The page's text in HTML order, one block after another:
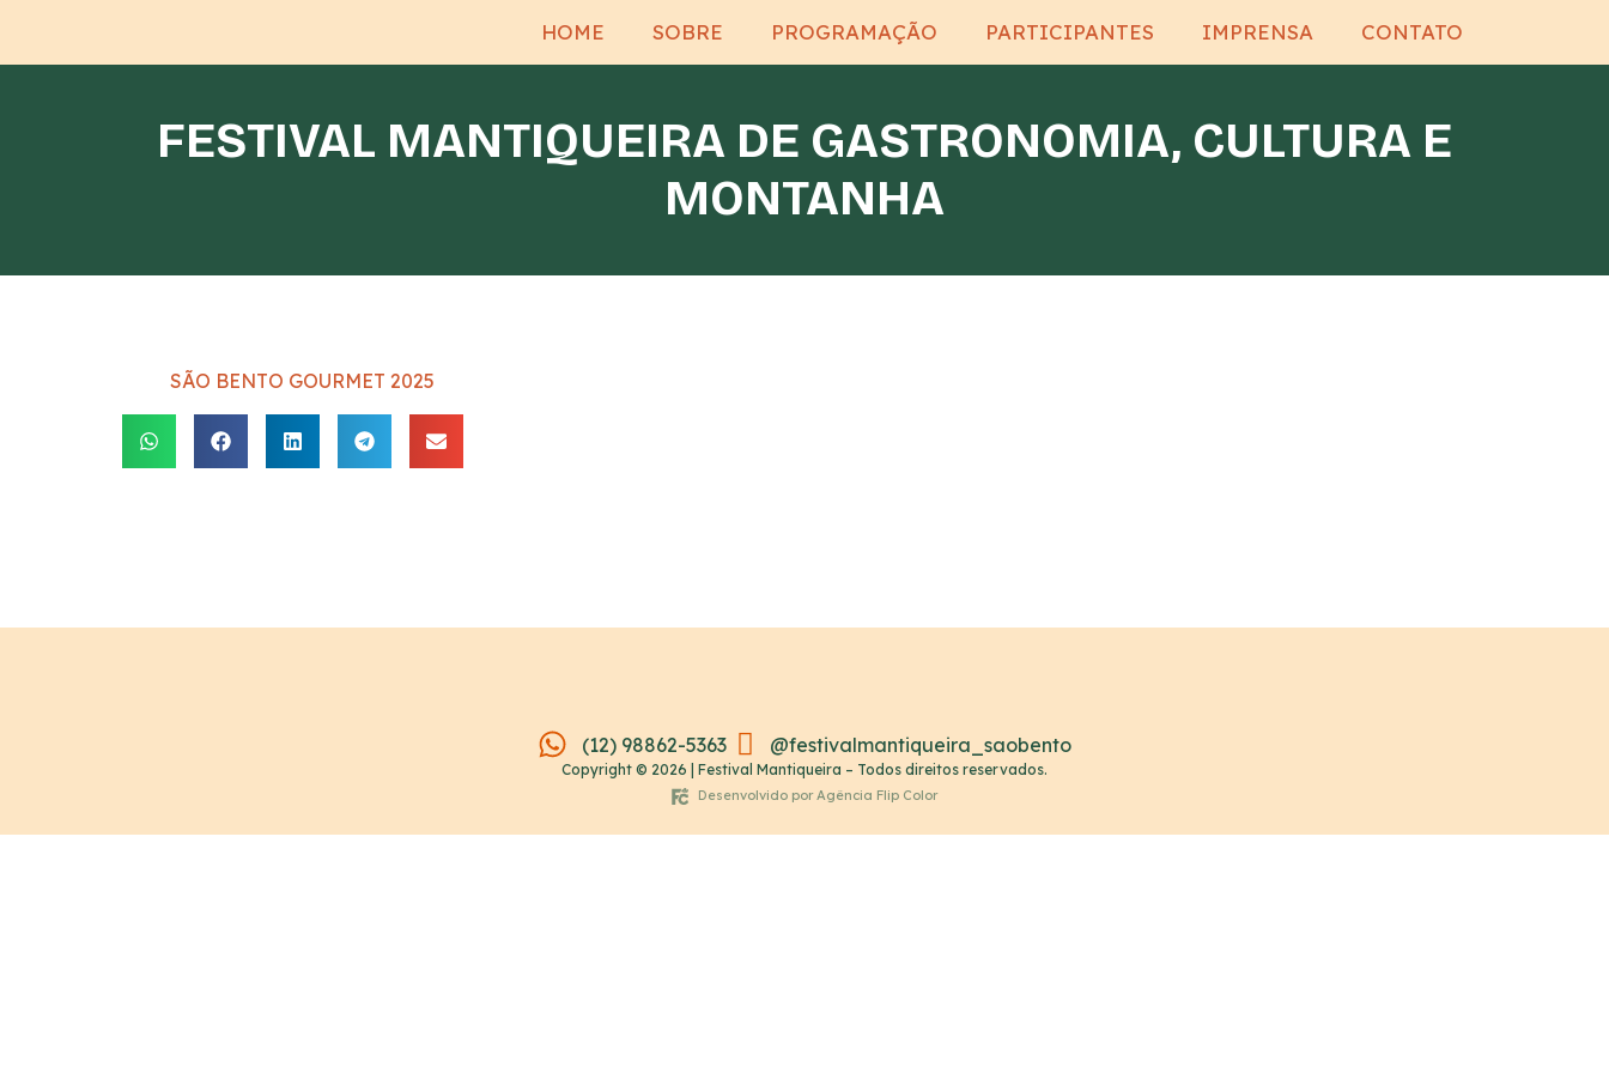
HOME SOBRE PROGRAMAÇÃO PARTICIPANTES IMPRENSA CONTATO
FESTIVAL MANTIQUEIRA DE GASTRONOMIA, CULTURA E
MONTANHA
SÃO BENTO GOURMET 2025
(12) 98862-5363 @festivalmantiqueira_saobento
Copyright © 2026 | Festival Mantiqueira – Todos direitos reservados.
Desenvolvido por Agência Flip Color